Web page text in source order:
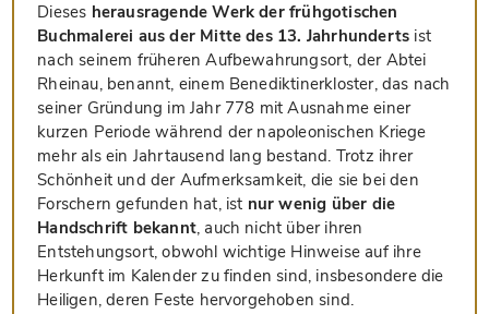
Dieses herausragende Werk der frühgotischen
Buchmalerei aus der Mitte des 13. Jahrhunderts ist
nach seinem früheren Aufbewahrungsort, der Abtei
Rheinau, benannt, einem Benediktinerkloster, das nach
seiner Gründung im Jahr 778 mit Ausnahme einer
kurzen Periode während der napoleonischen Kriege
mehr als ein Jahrtausend lang bestand. Trotz ihrer
Schönheit und der Aufmerksamkeit, die sie bei den
Forschern gefunden hat, ist nur wenig über die
Handschrift bekannt, auch nicht über ihren
Entstehungsort, obwohl wichtige Hinweise auf ihre
Herkunft im Kalender zu finden sind, insbesondere die
Heiligen, deren Feste hervorgehoben sind.